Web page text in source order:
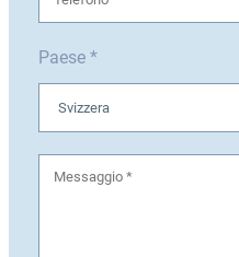
Paese *